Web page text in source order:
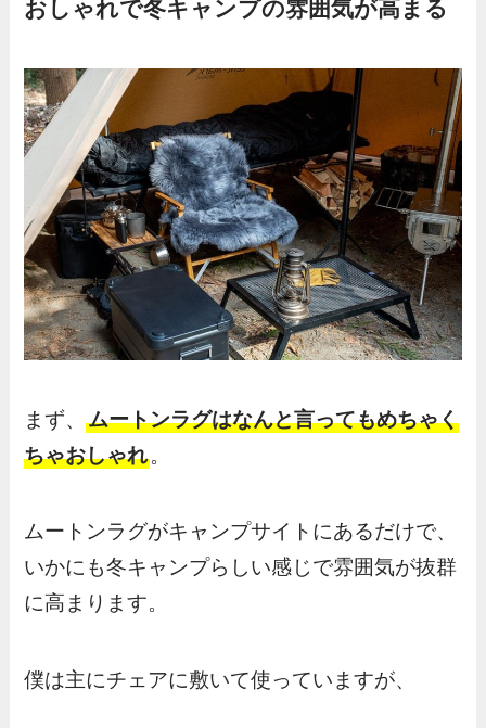
おしゃれで冬キャンプの雰囲気が高まる
まず、ムートンラグはなんと言ってもめちゃく
ちゃおしゃれ。
ムートンラグがキャンプサイトにあるだけで、
いかにも冬キャンプらしい感じで雰囲気が抜群
に高まります。
僕は主にチェアに敷いて使っていますが、